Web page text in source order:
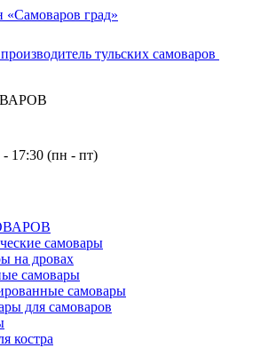
- 17:30 (пн - пт)
самовары
на дровах
самовары
самовары
для самоваров
костра